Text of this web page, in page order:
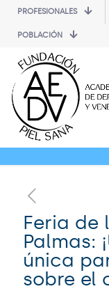
PROFESIONALES
POBLACIÓN
Feria de
Palmas:
única
sobre el